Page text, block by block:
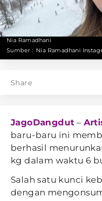
Nia Ramadhani
Sumber : Nia Ramadhani
Share
JagoDangdut –
baru-baru ini
berhasil
kg dalam waktu 6
Salah satu kunci
dengan